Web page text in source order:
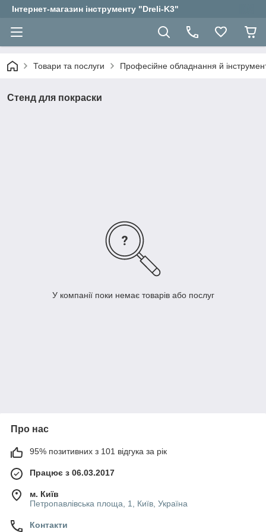
Інтернет-магазин інструменту "Dreli-K3"
Товари та послуги Професійне обладнання й
Стенд для покраски
У компанії поки немає товарів або послуг
Про нас
95% позитивних з 101 відгука за рік
Працює з 06.03.2017
м. Київ
Петропавлівська площа, 1, Київ, Україна
Контакти